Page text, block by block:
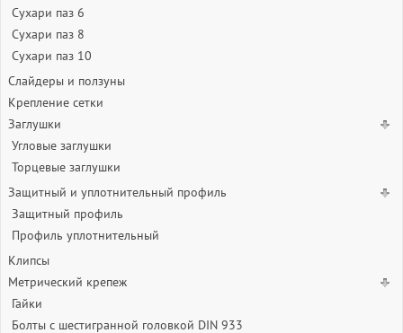
Сухари паз 6
Сухари паз 8
Сухари паз 10
Слайдеры и ползуны
Крепление сетки
Заглушки
Угловые заглушки
Торцевые заглушки
Защитный и уплотнительный профиль
Защитный профиль
Профиль уплотнительный
Клипсы
Метрический крепеж
Гайки
Болты с шестигранной головкой DIN 933